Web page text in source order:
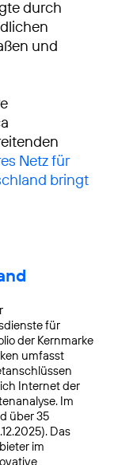
durch
und
Netz für
bringt
für
der Kernmarke
umfasst
Internet der
Im
über 35
Das
im